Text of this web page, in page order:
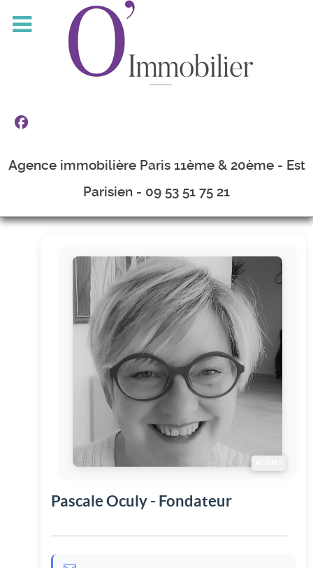
Agence immobilière Paris 11ème & 20ème - Est
Parisien - 09 53 51 75 21
Pascale Oculy - Fondateur